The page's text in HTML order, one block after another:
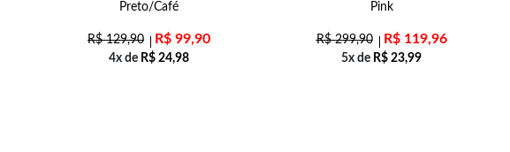
Preto/Café
R$129,90 R$ 99,90
4x de R$ 24,98
Pink
R$299,90 R$119,96
5x de R$ 23,99